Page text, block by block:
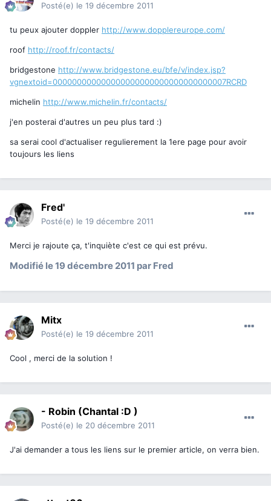
Posté(e) le 19 décembre 2011
tu peux ajouter doppler http://www.dopplereurope.com/
roof http://roof.fr/contacts/
bridgestone http://www.bridgestone.eu/bfe/v/index.jsp?
vgnextoid=000000000000000000000000000000000007RCRD
michelin http://www.michelin.fr/contacts/
j'en posterai d'autres un peu plus tard :)
sa serai cool d'actualiser regulierement la 1ere page pour avoir
toujours les liens
Fred'
Posté(e) le 19 décembre 2011
Merci je rajoute ça, t'inquiète c'est ce qui est prévu.
Modifié le 19 décembre 2011 par Fred
Mitx
Posté(e) le 19 décembre 2011
Cool , merci de la solution !
- Robin (Chantal :D )
Posté(e) le 20 décembre 2011
J'ai demander a tous les liens sur le premier article, on verra bien.